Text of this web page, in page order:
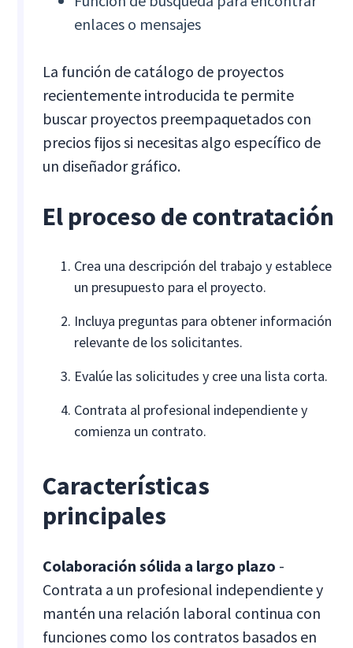
enlaces o mensajes
La función de catálogo de proyectos
recientemente introducida te permite
buscar proyectos preempaquetados con
precios fijos si necesitas algo específico de
un diseñador gráfico.
El proceso de contratación
Crea una descripción del trabajo y establece
un presupuesto para el proyecto.
Incluya preguntas para obtener información
relevante de los solicitantes.
Evalúe las solicitudes y cree una lista corta.
Contrata al profesional independiente y
comienza un contrato.
Características
principales
Colaboración sólida a largo plazo -
Contrata a un profesional independiente y
mantén una relación laboral continua con
funciones como los contratos basados en